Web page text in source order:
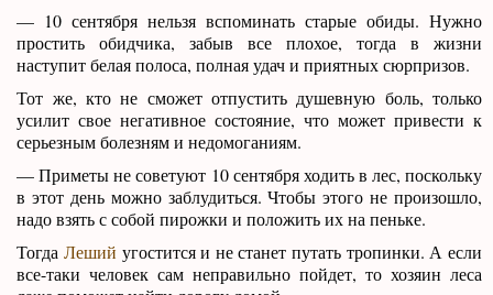
— 10 сентября нельзя вспоминать старые обиды. Нужно
простить обидчика, забыв все плохое, тогда в жизни
наступит белая полоса, полная удач и приятных сюрпризов.
Тот же, кто не сможет отпустить душевную боль, только
усилит свое негативное состояние, что может привести к
серьезным болезням и недомоганиям.
— Приметы не советуют 10 сентября ходить в лес, поскольку
в этот день можно заблудиться. Чтобы этого не произошло,
надо взять с собой пирожки и положить их на пеньке.
Тогда Леший угостится и не станет путать тропинки. А если
все-таки человек сам неправильно пойдет, то хозяин леса